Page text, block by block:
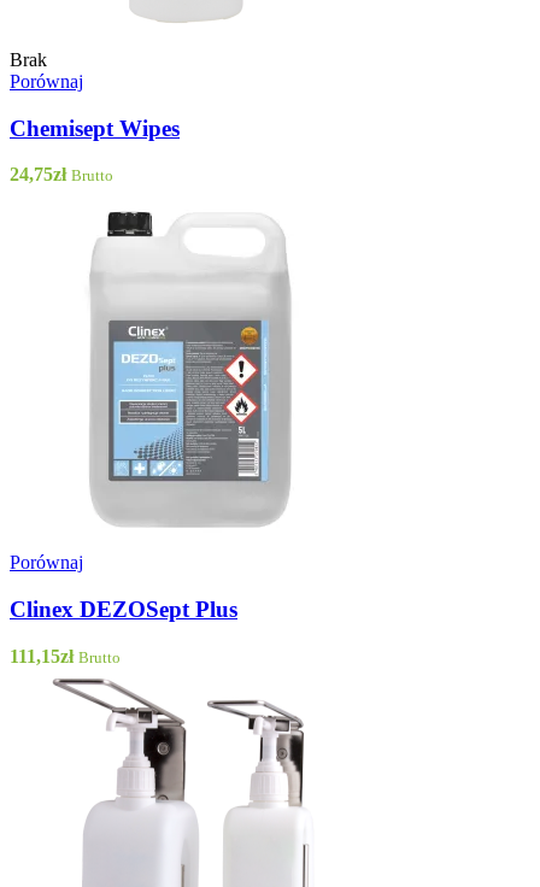
Brak
Porównaj
Chemisept Wipes
24,75zł Brutto
Porównaj
Clinex DEZOSept Plus
111,15zł Brutto